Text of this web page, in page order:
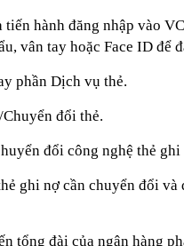
tiến hành đăng nhập vào
vân tay hoặc Face ID để
phần Dịch vụ thẻ.
đổi thẻ.
đổi công nghệ thẻ ghi
ghi nợ cần chuyển đổi và
tổng đài của ngân hàng